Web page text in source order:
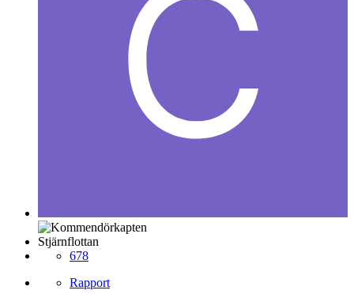
Stjärnflottan
678
Rapport